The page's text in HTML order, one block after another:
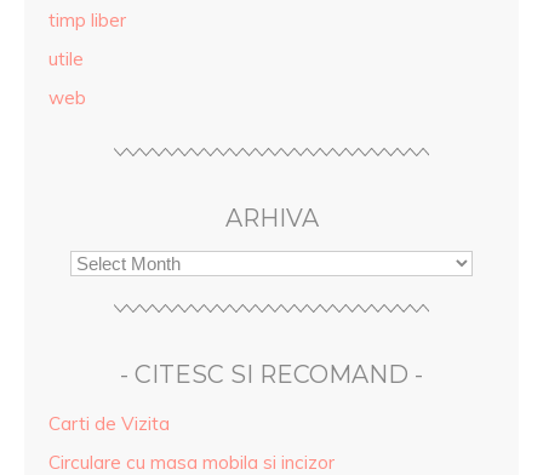
timp liber
utile
web
ARHIVA
- CITESC SI RECOMAND -
Carti de Vizita
Circulare cu masa mobila si incizor